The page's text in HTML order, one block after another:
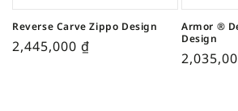
Reverse Carve Zippo Design
2,445,000 ₫
Armor ®
Design